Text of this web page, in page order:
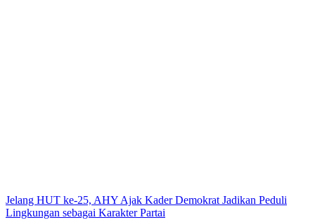
Jelang HUT ke-25, AHY Ajak Kader Demokrat Jadikan Peduli
Lingkungan sebagai Karakter Partai